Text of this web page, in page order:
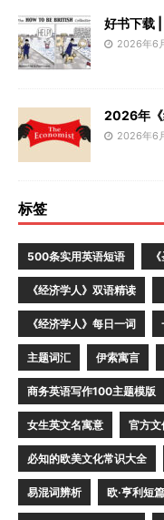
好书下载
2026年6
2026年《
2026年6
标签
500条实用英语短语
《经济学人》双语精读
《经济学人》每日一词
主题词汇 伊索寓言
商务英语写作100主题模版
女生英文名寓意 官方文
必知的欧美文化常识大全
易混词辨析 欧·亨利短